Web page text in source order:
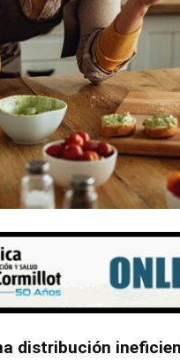
distribución